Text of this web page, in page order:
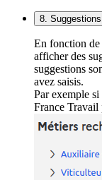
8.
En fonction de
afficher des
suggestions
avez saisis.
Par exemple
France Travail